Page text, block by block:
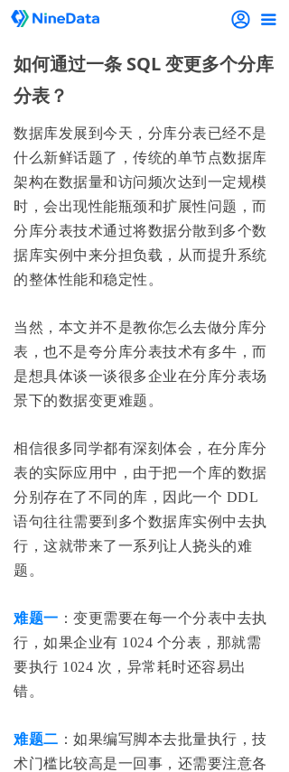
끀
如何通过一条 SQL 变更多个分库
分表？
数据库发展到今天，分库分表已经不是
什么新鲜话题了，传统的单节点数据库
架构在数据量和访问频次达到一定规模
时，会出现性能瓶颈和扩展性问题，而
分库分表技术通过将数据分散到多个数
据库实例中来分担负载，从而提升系统
的整体性能和稳定性。
当然，本文并不是教你怎么去做分库分
表，也不是夸分库分表技术有多牛，而
是想具体谈一谈很多企业在分库分表场
景下的数据变更难题。
相信很多同学都有深刻体会，在分库分
表的实际应用中，由于把一个库的数据
分别存在了不同的库，因此一个 DDL
语句往往需要到多个数据库实例中去执
行，这就带来了一系列让人挠头的难
题。
难题一 ：变更需要在每一个分表中去执
行，如果企业有 1024 个分表，那就需
要执行 1024 次，异常耗时还容易出
错。
难题二 ：如果编写脚本去批量执行，技
术门槛比较高是一回事，还需要注意各